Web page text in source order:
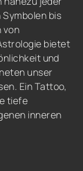
bis
von
bietet
und
unser
Ein Tattoo,
tiefe
inneren